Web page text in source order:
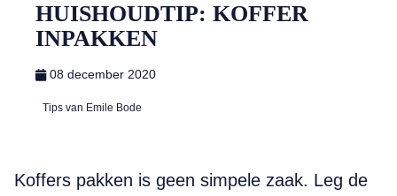
HUISHOUDTIP: KOFFER
INPAKKEN
08 december 2020
Tips van Emile Bode
Koffers pakken is geen simpele zaak. Leg de